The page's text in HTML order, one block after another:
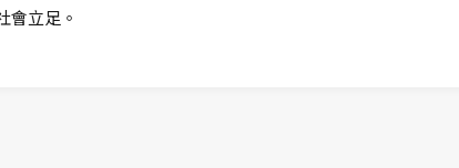
會立足。